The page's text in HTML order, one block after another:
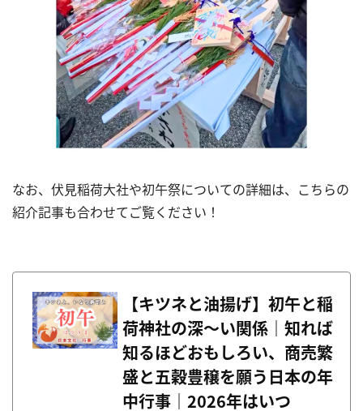
なお、伏見稲荷大社や初午祭についての詳細は、こちらの
紹介記事も合わせてご覧ください！
【キツネと油揚げ】初午と稲
荷神社の深〜い関係｜知れば
知るほどおもしろい、商売繁
盛と五穀豊穣を願う日本の年
中行事｜2026年はいつ